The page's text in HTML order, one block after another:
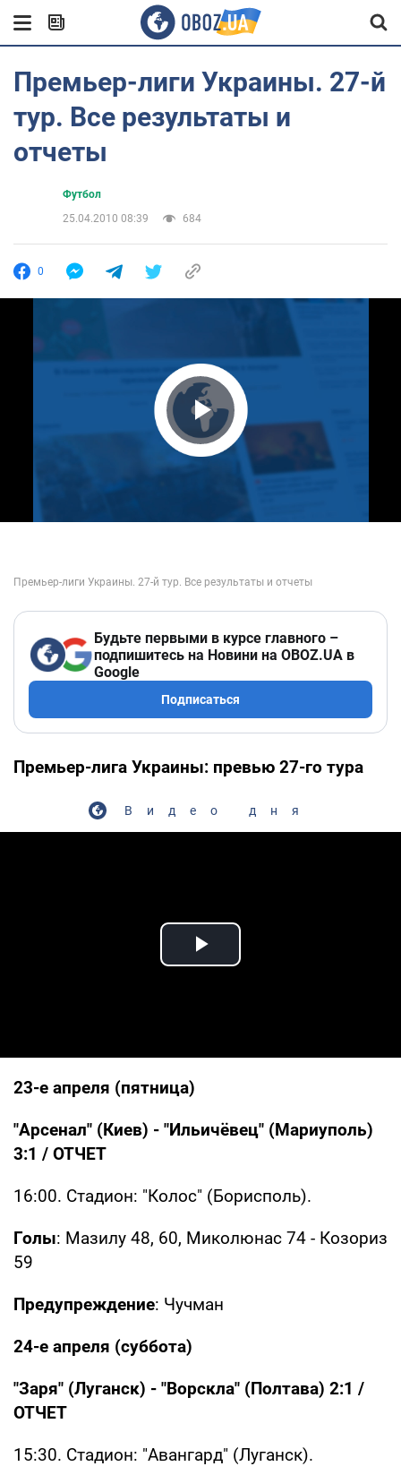
Премьер-лиги Украины. 27-й
тур. Все результаты и
отчеты
Футбол
25.04.2010 08:39
684
0
Play Video
Будьте первыми в курсе главного –
подпишитесь на Новини на OBOZ.UA в
Google
Подписаться
Премьер-лига Украины: превью 27-го тура
Видео дня
Play Video
23-е апреля (пятница)
"Арсенал" (Киев) - "Ильичёвец" (Мариуполь)
3:1 / ОТЧЕТ
16:00. Стадион: "Колос" (Борисполь).
Голы: Мазилу 48, 60, Миколюнас 74 - Козориз
59
Предупреждение: Чучман
24-е апреля (суббота)
"Заря" (Луганск) - "Ворскла" (Полтава) 2:1 /
ОТЧЕТ
15:30. Стадион: "Авангард" (Луганск).